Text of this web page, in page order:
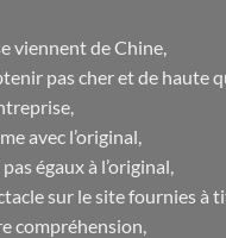
viennent de Chine,
pas cher et de haute
avec l’original,
égaux à l’original,
sur le site fournies à
compréhension,